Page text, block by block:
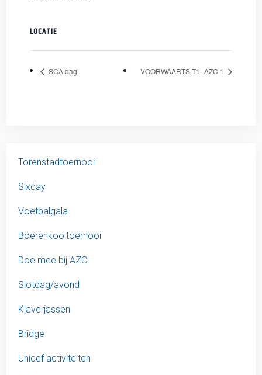
LOCATIE
SCA dag VOORWAARTS T1- AZC 1
Torenstadtoernooi
Sixday
Voetbalgala
Boerenkooltoernooi
Doe mee bij AZC
Slotdag/avond
Klaverjassen
Bridge
Unicef activiteiten